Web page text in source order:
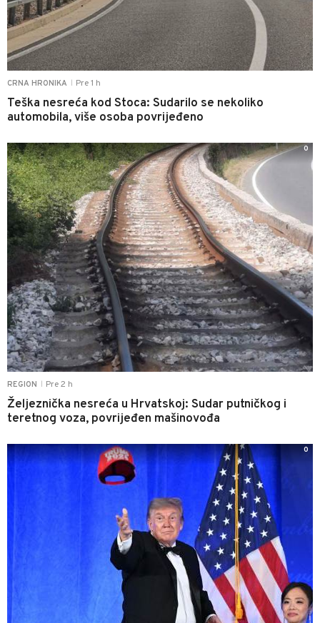
CRNA HRONIKA Pre 1 h
Teška nesreća kod Stoca: Sudarilo se nekoliko
automobila, više osoba povrijeđeno
REGION Pre 2 h
Željeznička nesreća u Hrvatskoj: Sudar putničkog i
teretnog voza, povrijeđen mašinovođa
0
0